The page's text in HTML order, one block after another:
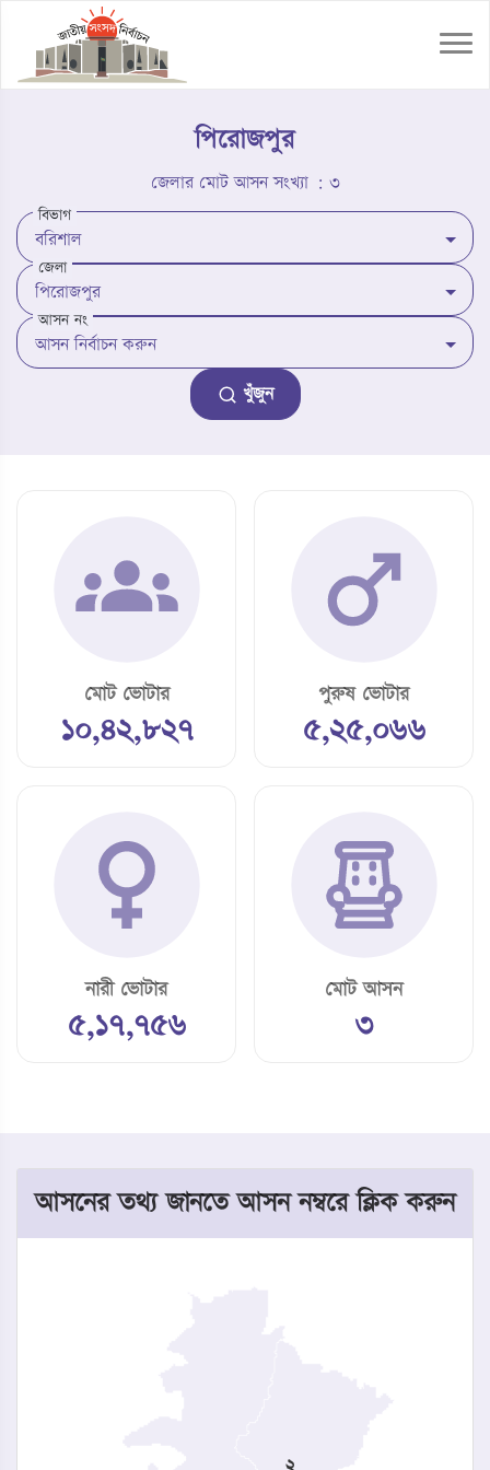
পিরোজপুর
জেলার মোট আসন সংখ্যা : ৩
বিভাগ
জেলা
আসন নং
খুঁজুন
মোট ভোটার
১০,৪২,৮২৭
পুরুষ ভোটার
৫,২৫,০৬৬
নারী ভোটার
৫,১৭,৭৫৬
মোট আসন
৩
আসনের তথ্য জানতে আসন নম্বরে ক্লিক করুন